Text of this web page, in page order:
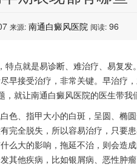
来源: 南通白癜风医院 阅读: 96
特点就是易诊断、难治疗、易复
早接受治疗，非常关键。早治疗
就让南通白癜风医院的医生带我
、指甲大小的白斑，呈圆、椭
完全脱失，所以容易治疗，只要
么大的影响，拖延不治，则会造
其他疾病，比如银屑病、恶性肿